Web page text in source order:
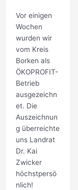
Vor einigen
Wochen
wurden wir
vom Kreis
Borken als
ÖKOPROFIT-
Betrieb
ausgezeichn
et. Die
Auszeichnun
g überreichte
uns Landrat
Dr. Kai
Zwicker
höchstpersö
nlich!